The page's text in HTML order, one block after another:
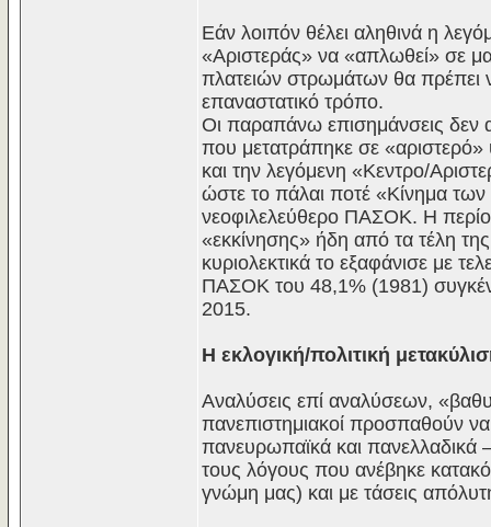
Εάν λοιπόν θέλει αληθινά η
«Αριστεράς» να «απλωθεί» σε
πλατειών στρωμάτων θα πρέπει
επαναστατικό τρόπο.
Οι παραπάνω επισημάνσεις
που μετατράπηκε σε «αριστερό»
και την λεγόμενη «Κεντρο/
ώστε το πάλαι ποτέ «Κίνημα των
νεοφιλελεύθερο ΠΑΣΟΚ. Η
«εκκίνησης» ήδη από τα τέλη
κυριολεκτικά το εξαφάνισε με
ΠΑΣΟΚ του 48,1% (1981)
2015.
Η εκλογική/πολιτική
Αναλύσεις επί αναλύσεων,
πανεπιστημιακοί προσπαθούν
πανευρωπαϊκά και
τους λόγους που ανέβηκε
γνώμη μας) και με τάσεις